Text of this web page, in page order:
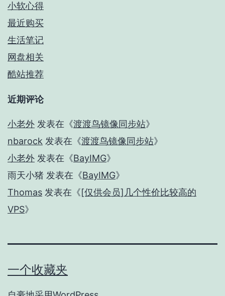
小软心得
最近购买
生活笔记
网盘相关
酷站推荐
近期评论
小老外 发表在《渡渡鸟镜像同步站》
nbarock 发表在《渡渡鸟镜像同步站》
小老外 发表在《BayIMG》
雨天小猪 发表在《BayIMG》
Thomas 发表在《[仅供会员]几个性价比较高的
VPS》
一个收藏夹